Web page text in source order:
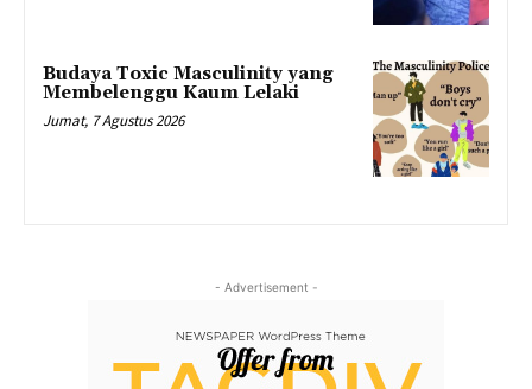
Budaya Toxic Masculinity yang
Membelenggu Kaum Lelaki
Jumat, 7 Agustus 2026
- Advertisement -